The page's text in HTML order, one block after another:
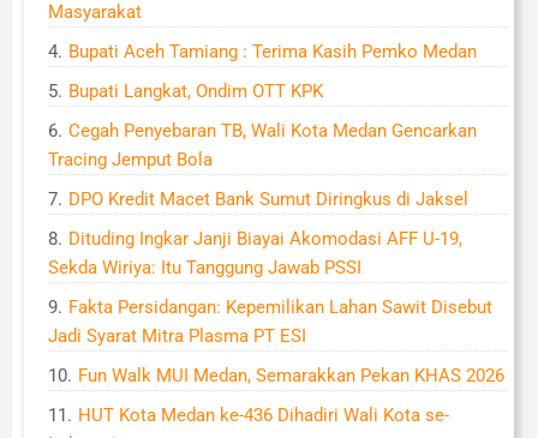
Masyarakat
Bupati Aceh Tamiang : Terima Kasih Pemko Medan
Bupati Langkat, Ondim OTT KPK
Cegah Penyebaran TB, Wali Kota Medan Gencarkan
Tracing Jemput Bola
DPO Kredit Macet Bank Sumut Diringkus di Jaksel
Dituding Ingkar Janji Biayai Akomodasi AFF U-19,
Sekda Wiriya: Itu Tanggung Jawab PSSI
Fakta Persidangan: Kepemilikan Lahan Sawit Disebut
Jadi Syarat Mitra Plasma PT ESI
Fun Walk MUI Medan, Semarakkan Pekan KHAS 2026
HUT Kota Medan ke-436 Dihadiri Wali Kota se-